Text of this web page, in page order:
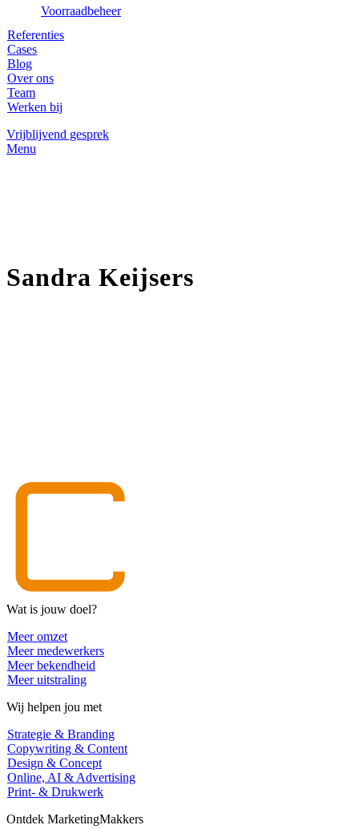
Voorraadbeheer
Referenties
Cases
Blog
Over ons
Team
Werken bij
Vrijblijvend gesprek
Menu
Sandra Keijsers
Wat is jouw doel?
Meer omzet
Meer medewerkers
Meer bekendheid
Meer uitstraling
Wij helpen jou met
Strategie & Branding
Copywriting & Content
Design & Concept
Online, AI & Advertising
Print- & Drukwerk
Ontdek MarketingMakkers